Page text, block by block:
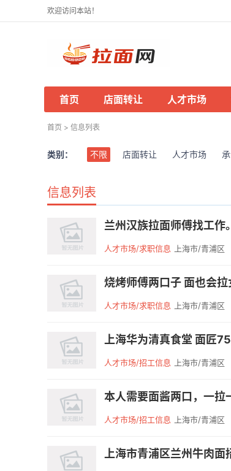
欢迎访问本站！
首页 店面转让 人才市场
首页 > 信息列表
类别： 不限 店面转让 人才市场
信息列表
兰州汉族拉面师傅找工
人才市场/求职信息 上海市/青浦区
烧烤师傅两口子 面也会
人才市场/求职信息 上海市/青浦区
上海华为清真食堂 面匠
人才市场/招工信息 上海市/青浦区
本人需要面酱两口，一拉
人才市场/招工信息 上海市/青浦区
上海市青浦区兰州牛肉面